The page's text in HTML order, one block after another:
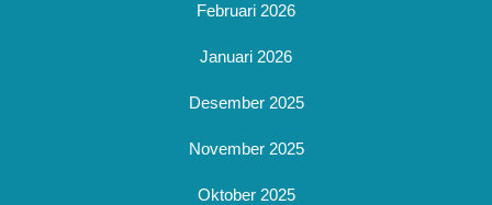
Februari 2026
Januari 2026
Desember 2025
November 2025
Oktober 2025